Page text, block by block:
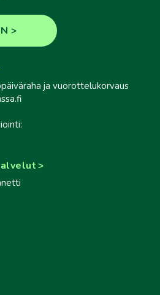
ja vuorottelukorvaus